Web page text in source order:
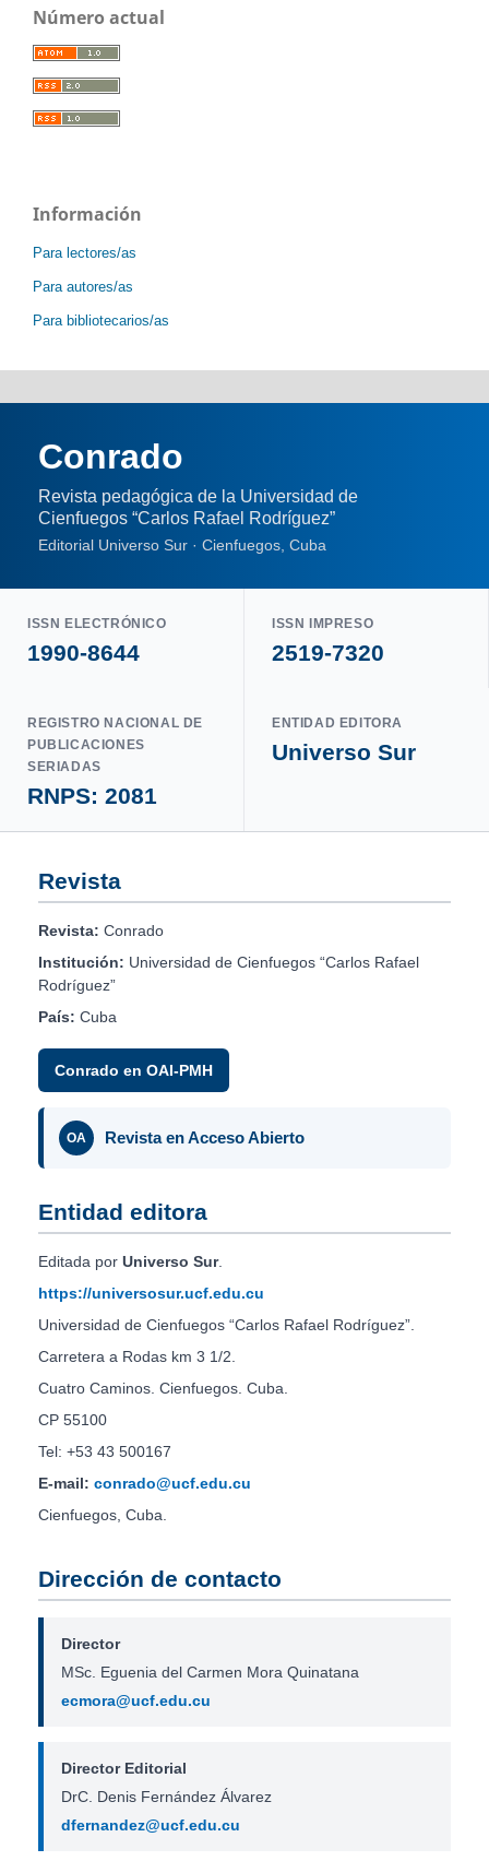
Número actual
Información
Para lectores/as
Para autores/as
Para bibliotecarios/as
Conrado
Revista pedagógica de la Universidad de
Cienfuegos “Carlos Rafael Rodríguez”
Editorial Universo Sur · Cienfuegos, Cuba
ISSN ELECTRÓNICO
1990-8644
ISSN IMPRESO
2519-7320
REGISTRO NACIONAL DE
PUBLICACIONES
SERIADAS
RNPS: 2081
ENTIDAD EDITORA
Universo Sur
Revista
Revista: Conrado
Institución: Universidad de Cienfuegos “Carlos Rafael
Rodríguez”
País: Cuba
Conrado en OAI-PMH
OA Revista en Acceso Abierto
Entidad editora
Editada por Universo Sur.
https://universosur.ucf.edu.cu
Universidad de Cienfuegos “Carlos Rafael Rodríguez”.
Carretera a Rodas km 3 1/2.
Cuatro Caminos. Cienfuegos. Cuba.
CP 55100
Tel: +53 43 500167
E-mail: conrado@ucf.edu.cu
Cienfuegos, Cuba.
Dirección de contacto
Director
MSc. Eguenia del Carmen Mora Quinatana
ecmora@ucf.edu.cu
Director Editorial
DrC. Denis Fernández Álvarez
dfernandez@ucf.edu.cu